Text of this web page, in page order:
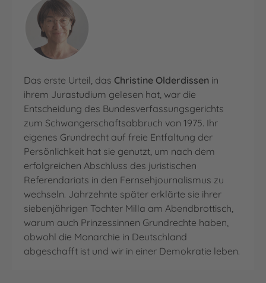
Das erste Urteil, das Christine Olderdissen in
ihrem Jurastudium gelesen hat, war die
Entscheidung des Bundesverfassungsgerichts
zum Schwangerschaftsabbruch von 1975. Ihr
eigenes Grundrecht auf freie Entfaltung der
Persönlichkeit hat sie genutzt, um nach dem
erfolgreichen Abschluss des juristischen
Referendariats in den Fernsehjournalismus zu
wechseln. Jahrzehnte später erklärte sie ihrer
siebenjährigen Tochter Milla am Abendbrottisch,
warum auch Prinzessinnen Grundrechte haben,
obwohl die Monarchie in Deutschland
abgeschafft ist und wir in einer Demokratie leben.